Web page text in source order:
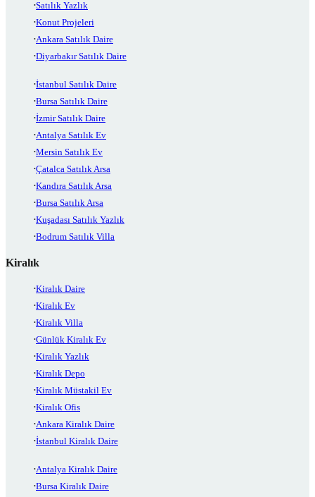
Satılık Yazlık
Konut Projeleri
Ankara Satılık Daire
Diyarbakır Satılık Daire
İstanbul Satılık Daire
Bursa Satılık Daire
İzmir Satılık Daire
Antalya Satılık Ev
Mersin Satılık Ev
Çatalca Satılık Arsa
Kandıra Satılık Arsa
Bursa Satılık Arsa
Kuşadası Satılık Yazlık
Bodrum Satılık Villa
Kiralık
Kiralık Daire
Kiralık Ev
Kiralık Villa
Günlük Kiralık Ev
Kiralık Yazlık
Kiralık Depo
Kiralık Müstakil Ev
Kiralık Ofis
Ankara Kiralık Daire
İstanbul Kiralık Daire
Antalya Kiralık Daire
Bursa Kiralık Daire